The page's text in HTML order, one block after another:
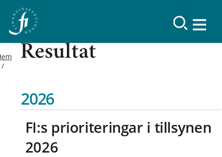
Resultat
2026
FI:s prioriteringar i tillsynen
2026